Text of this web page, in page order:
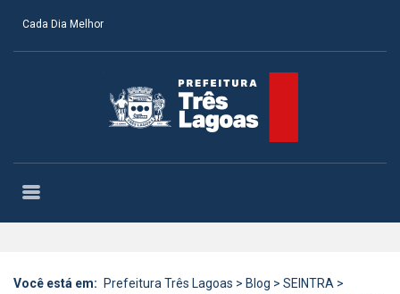
Cada Dia Melhor
Você está em: Prefeitura Três Lagoas > Blog > SEINTRA >